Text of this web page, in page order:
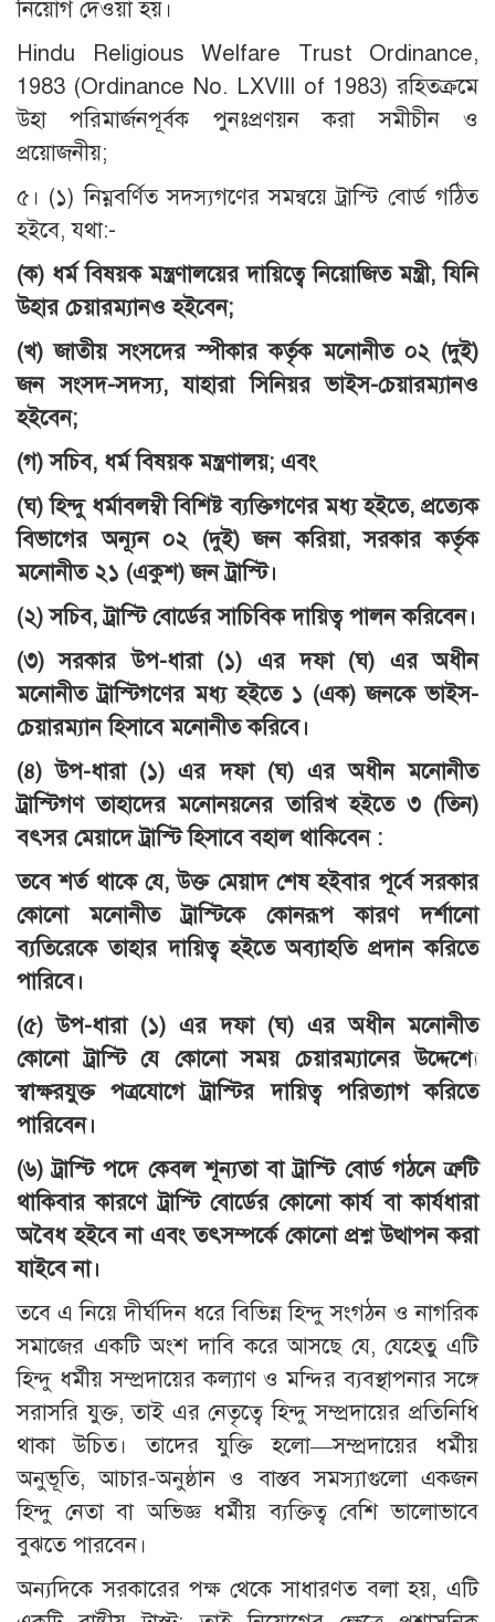
নিয়োগ দেওয়া হয়।
Hindu Religious Welfare Trust Ordinance,
1983 (Ordinance No. LXVIII of 1983) রহিতক্রমে
উহা পরিমার্জনপূর্বক পুনঃপ্রণয়ন করা সমীচীন ও
প্রয়োজনীয়;
৫। (১) নিম্নবর্ণিত সদস্যগণের সমন্বয়ে ট্রাস্টি বোর্ড গঠিত
হইবে, যথা:-
(ক) ধর্ম বিষয়ক মন্ত্রণালয়ের দায়িত্বে নিয়োজিত মন্ত্রী, যিনি
উহার চেয়ারম্যানও হইবেন;
(খ) জাতীয় সংসদের স্পীকার কর্তৃক মনোনীত ০২ (দুই)
জন সংসদ-সদস্য, যাহারা সিনিয়র ভাইস-চেয়ারম্যানও
হইবেন;
(গ) সচিব, ধর্ম বিষয়ক মন্ত্রণালয়; এবং
(ঘ) হিন্দু ধর্মাবলম্বী বিশিষ্ট ব্যক্তিগণের মধ্য হইতে, প্রত্যেক
বিভাগের অন্যূন ০২ (দুই) জন করিয়া, সরকার কর্তৃক
মনোনীত ২১ (একুশ) জন ট্রাস্টি।
(২) সচিব, ট্রাস্টি বোর্ডের সাচিবিক দায়িত্ব পালন করিবেন।
(৩) সরকার উপ-ধারা (১) এর দফা (ঘ) এর অধীন
মনোনীত ট্রাস্টিগণের মধ্য হইতে ১ (এক) জনকে ভাইস-
চেয়ারম্যান হিসাবে মনোনীত করিবে।
(৪) উপ-ধারা (১) এর দফা (ঘ) এর অধীন মনোনীত
ট্রাস্টিগণ তাহাদের মনোনয়নের তারিখ হইতে ৩ (তিন)
বৎসর মেয়াদে ট্রাস্টি হিসাবে বহাল থাকিবেন :
তবে শর্ত থাকে যে, উক্ত মেয়াদ শেষ হইবার পূর্বে সরকার
কোনো মনোনীত ট্রাস্টিকে কোনরূপ কারণ দর্শানো
ব্যতিরেকে তাহার দায়িত্ব হইতে অব্যাহতি প্রদান করিতে
পারিবে।
(৫) উপ-ধারা (১) এর দফা (ঘ) এর অধীন মনোনীত
কোনো ট্রাস্টি যে কোনো সময় চেয়ারম্যানের উদ্দেশ্যে
স্বাক্ষরযুক্ত পত্রযোগে ট্রাস্টির দায়িত্ব পরিত্যাগ করিতে
পারিবেন।
(৬) ট্রাস্টি পদে কেবল শূন্যতা বা ট্রাস্টি বোর্ড গঠনে ত্রুটি
থাকিবার কারণে ট্রাস্টি বোর্ডের কোনো কার্য বা কার্যধারা
অবৈধ হইবে না এবং তৎসম্পর্কে কোনো প্রশ্ন উত্থাপন করা
যাইবে না।
তবে এ নিয়ে দীর্ঘদিন ধরে বিভিন্ন হিন্দু সংগঠন ও নাগরিক
সমাজের একটি অংশ দাবি করে আসছে যে, যেহেতু এটি
হিন্দু ধর্মীয় সম্প্রদায়ের কল্যাণ ও মন্দির ব্যবস্থাপনার সঙ্গে
সরাসরি যুক্ত, তাই এর নেতৃত্বে হিন্দু সম্প্রদায়ের প্রতিনিধি
থাকা উচিত। তাদের যুক্তি হলো—সম্প্রদায়ের ধর্মীয়
অনুভূতি, আচার-অনুষ্ঠান ও বাস্তব সমস্যাগুলো একজন
হিন্দু নেতা বা অভিজ্ঞ ধর্মীয় ব্যক্তিত্ব বেশি ভালোভাবে
বুঝতে পারবেন।
অন্যদিকে সরকারের পক্ষ থেকে সাধারণত বলা হয়, এটি